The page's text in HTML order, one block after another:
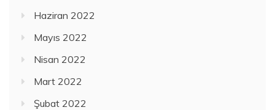
Haziran 2022
Mayıs 2022
Nisan 2022
Mart 2022
Şubat 2022